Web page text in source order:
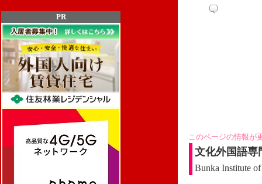
PR
このページの情報が
文化外国語専
Bunka Institute